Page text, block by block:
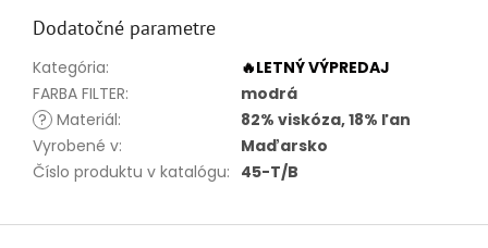
Dodatočné parametre
Kategória:
🔥LETNÝ VÝPREDAJ
FARBA FILTER:
modrá
? Materiál:
82% viskóza, 18% ľan
Vyrobené v:
Maďarsko
Číslo produktu v katalógu: 45-T/B
Z